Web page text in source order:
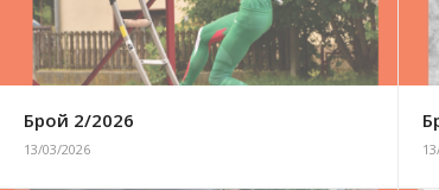
Брой 2/2026
13/03/2026